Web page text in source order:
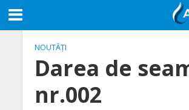
NOUTĂȚI
Darea de
nr.002